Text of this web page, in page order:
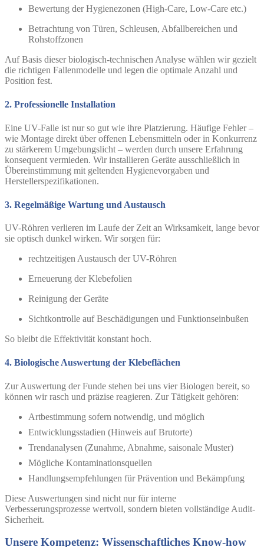
Bewertung der Hygienezonen (High-Care, Low-Care etc.)
Betrachtung von Türen, Schleusen, Abfallbereichen und
Rohstoffzonen
Auf Basis dieser biologisch-technischen Analyse wählen wir gezielt
die richtigen Fallenmodelle und legen die optimale Anzahl und
Position fest.
2. Professionelle Installation
Eine UV-Falle ist nur so gut wie ihre Platzierung. Häufige Fehler –
wie Montage direkt über offenen Lebensmitteln oder in Konkurrenz
zu stärkerem Umgebungslicht – werden durch unsere Erfahrung
konsequent vermieden. Wir installieren Geräte ausschließlich in
Übereinstimmung mit geltenden Hygienevorgaben und
Herstellerspezifikationen.
3. Regelmäßige Wartung und Austausch
UV-Röhren verlieren im Laufe der Zeit an Wirksamkeit, lange bevor
sie optisch dunkel wirken. Wir sorgen für:
rechtzeitigen Austausch der UV-Röhren
Erneuerung der Klebefolien
Reinigung der Geräte
Sichtkontrolle auf Beschädigungen und Funktionseinbußen
So bleibt die Effektivität konstant hoch.
4. Biologische Auswertung der Klebeflächen
Zur Auswertung der Funde stehen bei uns vier Biologen bereit, so
können wir rasch und präzise reagieren. Zur Tätigkeit gehören:
Artbestimmung sofern notwendig, und möglich
Entwicklungsstadien (Hinweis auf Brutorte)
Trendanalysen (Zunahme, Abnahme, saisonale Muster)
Mögliche Kontaminationsquellen
Handlungsempfehlungen für Prävention und Bekämpfung
Diese Auswertungen sind nicht nur für interne
Verbesserungsprozesse wertvoll, sondern bieten vollständige Audit-
Sicherheit.
Unsere Kompetenz: Wissenschaftliches Know-how